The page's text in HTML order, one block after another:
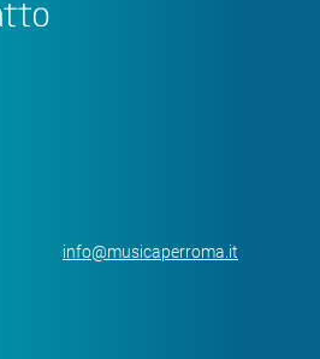
info@musicaperroma.it